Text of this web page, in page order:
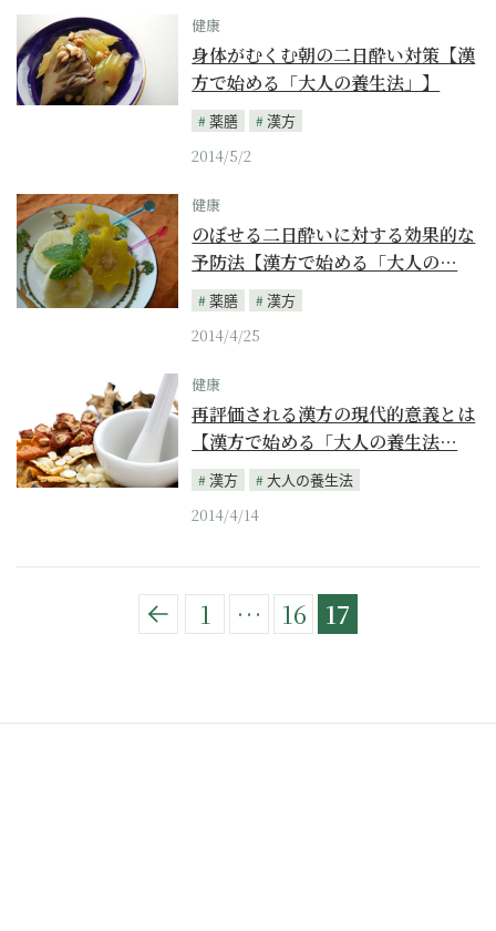
健康
身体がむくむ朝の二日酔い対策【漢
方で始める「大人の養生法」】
薬膳
漢方
2014/5/2
健康
のぼせる二日酔いに対する効果的な
予防法【漢方で始める「大人の…
薬膳
漢方
2014/4/25
健康
再評価される漢方の現代的意義とは
【漢方で始める「大人の養生法…
漢方
大人の養生法
2014/4/14
1 … 16 17